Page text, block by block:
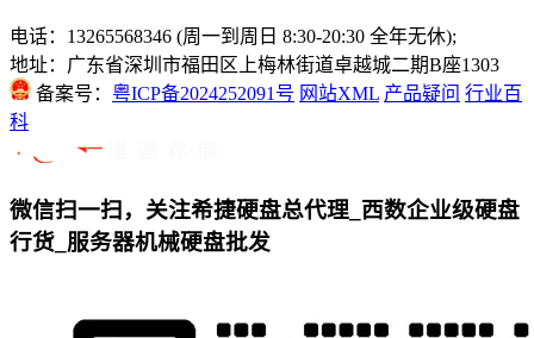
电话：13265568346 (周一到周日 8:30-20:30 全年无休);
地址：广东省深圳市福田区上梅林街道卓越城二期B座1303
备案号： 粤ICP备2024252091号 网站XML 产品疑问 行业百
科
微信扫一扫，关注希捷硬盘总代理_西数企业级硬盘
行货_服务器机械硬盘批发